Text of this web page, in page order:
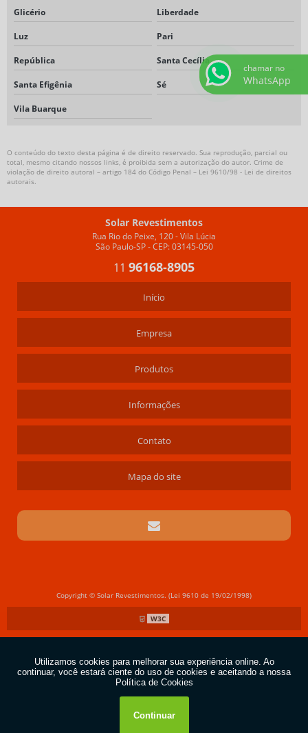
Glicério Liberdade
Luz Pari
República Santa Cecília
Santa Efigênia Sé
Vila Buarque
O conteúdo do texto desta página é de direito reservado. Sua reprodução, parcial ou
total, mesmo citando nossos links, é proibida sem a autorização do autor. Crime de
violação de direito autoral – artigo 184 do Código Penal – Lei 9610/98 - Lei de direitos
autorais.
Solar Revestimentos
Rua Rio do Peixe, 120 - Vila Lúcia
São Paulo-SP - CEP: 03145-050
11 96168-8905
Início
Empresa
Produtos
Informações
Contato
Mapa do site
Copyright © Solar Revestimentos. (Lei 9610 de 19/02/1998)
W3C
chamar no
WhatsApp